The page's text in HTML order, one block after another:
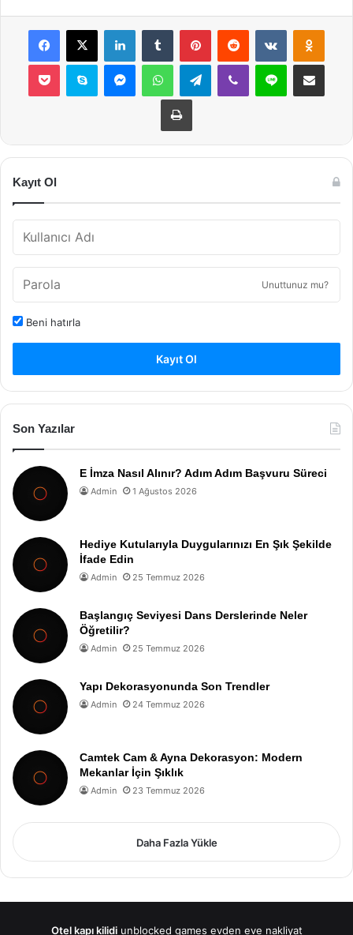
Facebook
X LinkedInTumblr PinterestReddit VKontakte
Pocket Skype MessengerWhatsAppTelegramViber Line E-Posta ile
Yazdır
Kayıt Ol
Unuttunuz mu?
Beni hatırla
Kayıt Ol
Son Yazılar
E İmza Nasıl Alınır? Adım Adım Başvuru Süreci
Admin 1 Ağustos 2026
Hediye Kutularıyla Duygularınızı En Şık Şekilde
İfade Edin
Admin 25 Temmuz 2026
Başlangıç Seviyesi Dans Derslerinde Neler
Öğretilir?
Admin 25 Temmuz 2026
Yapı Dekorasyonunda Son Trendler
Admin 24 Temmuz 2026
Camtek Cam & Ayna Dekorasyon: Modern
Mekanlar İçin Şıklık
Admin 23 Temmuz 2026
Daha Fazla Yükle
Otel kapı kilidi unblocked games evden eve nakliyat